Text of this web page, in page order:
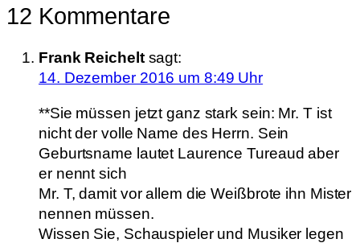
12 Kommentare
Frank Reichelt sagt:
14. Dezember 2016 um 8:49 Uhr
**Sie müssen jetzt ganz stark sein: Mr. T ist
nicht der volle Name des Herrn. Sein
Geburtsname lautet Laurence Tureaud aber
er nennt sich
Mr. T, damit vor allem die Weißbrote ihn Mister
nennen müssen.
Wissen Sie, Schauspieler und Musiker legen